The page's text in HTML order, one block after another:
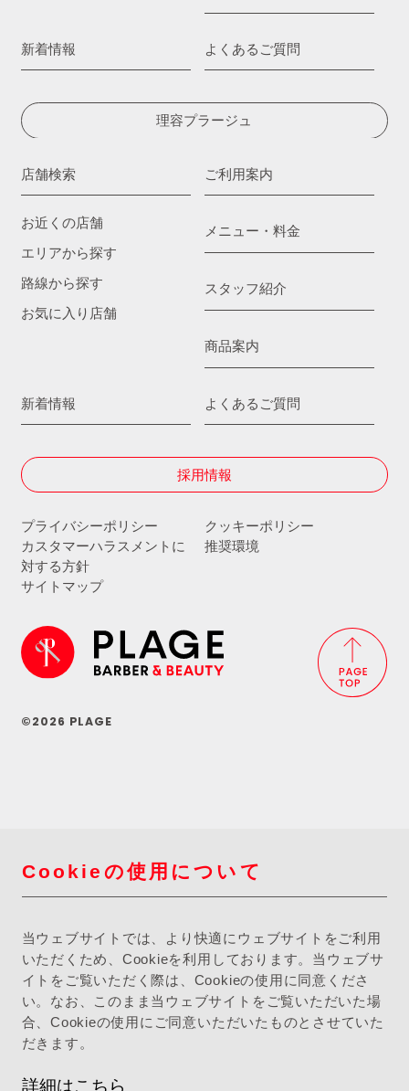
新着情報 よくあるご質問
理容プラージュ
店舗検索
お近くの店舗
エリアから探す
路線から探す
お気に入り店舗
ご利用案内
メニュー・料金
スタッフ紹介
商品案内
新着情報 よくあるご質問
採用情報
プライバシーポリシー
クッキーポリシー
カスタマーハラスメントに
対する方針
推奨環境
サイトマップ
©2026 PLAGE
Cookieの使用について
当ウェブサイトでは、より快適にウェブサイトをご利用
いただくため、Cookieを利用しております。当ウェブサ
イトをご覧いただく際は、Cookieの使用に同意くださ
い。なお、このまま当ウェブサイトをご覧いただいた場
合、Cookieの使用にご同意いただいたものとさせていた
だきます。
詳細はこちら